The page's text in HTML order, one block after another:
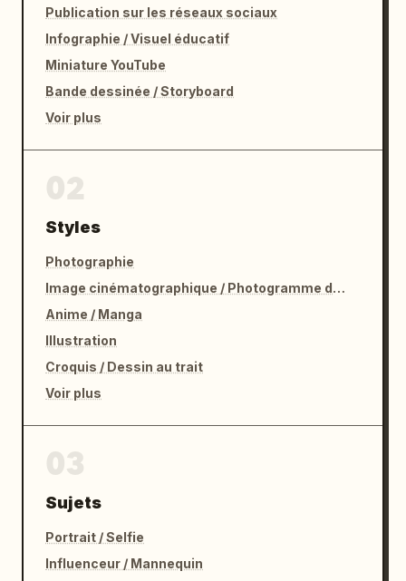
Publication sur les réseaux sociaux
Infographie / Visuel éducatif
Miniature YouTube
Bande dessinée / Storyboard
Voir plus
Styles
Photographie
Image cinématographique / Photogramme de film
Anime / Manga
Illustration
Croquis / Dessin au trait
Voir plus
Sujets
Portrait / Selfie
Influenceur / Mannequin